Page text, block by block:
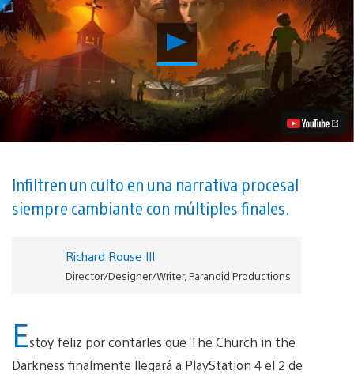
Reproducir
The
Church
in
the
Darkness
Llegará
a
2
de
Agosto
Video
Infiltren un culto en una narrativa procesal
siempre cambiante con múltiples finales.
Richard Rouse III
Director/Designer/Writer, Paranoid Productions
Estoy feliz por contarles que The Church in the
Darkness finalmente llegará a PlayStation 4 el 2 de